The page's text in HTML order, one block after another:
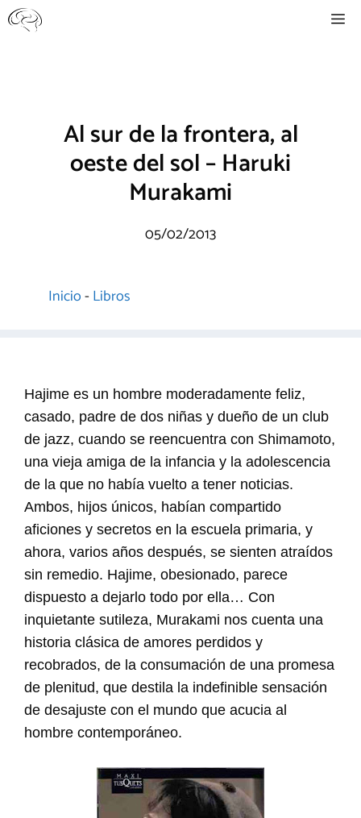
Saltar
al
Al sur de la frontera, al
oeste del sol – Haruki
Murakami
05/02/2013
Inicio-Libros
Hajime es un hombre moderadamente feliz,
casado, padre de dos niñas y dueño de un club
de jazz, cuando se reencuentra con Shimamoto,
una vieja amiga de la infancia y la adolescencia
de la que no había vuelto a tener noticias.
Ambos, hijos únicos, habían compartido
aficiones y secretos en la escuela primaria, y
ahora, varios años después, se sienten atraídos
sin remedio. Hajime, obesionado, parece
dispuesto a dejarlo todo por ella… Con
inquietante sutileza, Murakami nos cuenta una
historia clásica de amores perdidos y
recobrados, de la consumación de una promesa
de plenitud, que destila la indefinible sensación
de desajuste con el mundo que acucia al
hombre contemporáneo.